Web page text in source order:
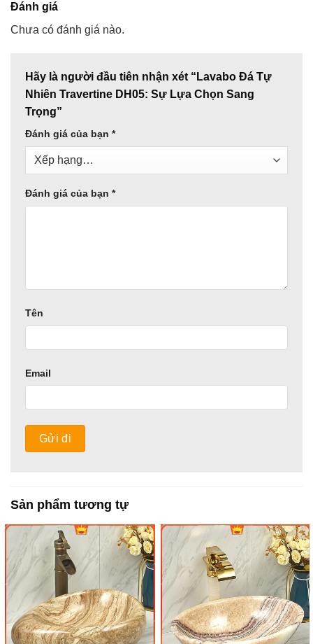
Đánh giá
Chưa có đánh giá nào.
Hãy là người đầu tiên nhận xét “Lavabo Đá Tự
Nhiên Travertine DH05: Sự Lựa Chọn Sang
Trọng”
Đánh giá của bạn *
Đánh giá của bạn *
Tên
Email
Sản phẩm tương tự